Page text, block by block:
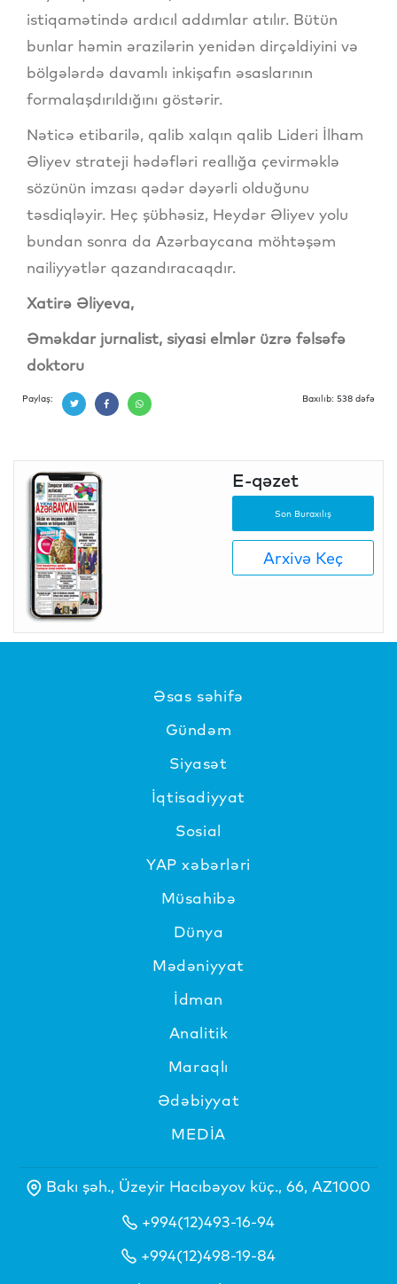
istiqamətində ardıcıl addımlar atılır. Bütün
bunlar həmin ərazilərin yenidən dirçəldiyini və
bölgələrdə davamlı inkişafın əsaslarının
formalaşdırıldığını göstərir.
Nəticə etibarilə, qalib xalqın qalib Lideri İlham
Əliyev strateji hədəfləri reallığa çevirməklə
sözünün imzası qədər dəyərli olduğunu
təsdiqləyir. Heç şübhəsiz, Heydər Əliyev yolu
bundan sonra da Azərbaycana möhtəşəm
nailiyyətlər qazandıracaqdır.
Xatirə Əliyeva,
Əməkdar jurnalist, siyasi elmlər üzrə fəlsəfə
doktoru
Paylaş: Baxılıb: 538 dəfə
E-qəzet
Son Buraxılış
Arxivə Keç
Əsas səhifə
Gündəm
Siyasət
İqtisadiyyat
Sosial
YAP xəbərləri
Müsahibə
Dünya
Mədəniyyat
İdman
Analitik
Maraqlı
Ədəbiyyat
MEDİA
Bakı şəh., Üzeyir Hacıbəyov küç., 66, AZ1000
+994(12)493-16-94
+994(12)498-19-84